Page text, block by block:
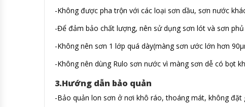
-Không được pha trộn với các loại sơn dầu, sơn nước
-Để đảm bảo chất lượng, nên sử dụng sơn lót và sơn
-Không nên sơn 1 lớp quá dày(màng sơn ước lớn hơn
-Không nên dùng Rulo sơn nước vì màng sơn dễ có bọt
3.Hướng dẫn bảo quản
-Bảo quản lon sơn ở nơi khô ráo, thoáng mát, không đặt